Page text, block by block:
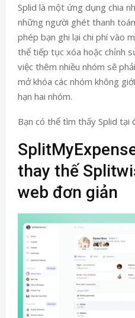
Splid là một ứng dụng chia
những người ghét thanh
phép bạn ghi lại chi phí vào
thể tiếp tục xóa hoặc chỉnh
việc thêm nhiều nhóm sẽ
mở khóa các nhóm không
hạn hai nhóm.
Bạn có thể tìm thấy Splid tại
thay thế
web đơn giản